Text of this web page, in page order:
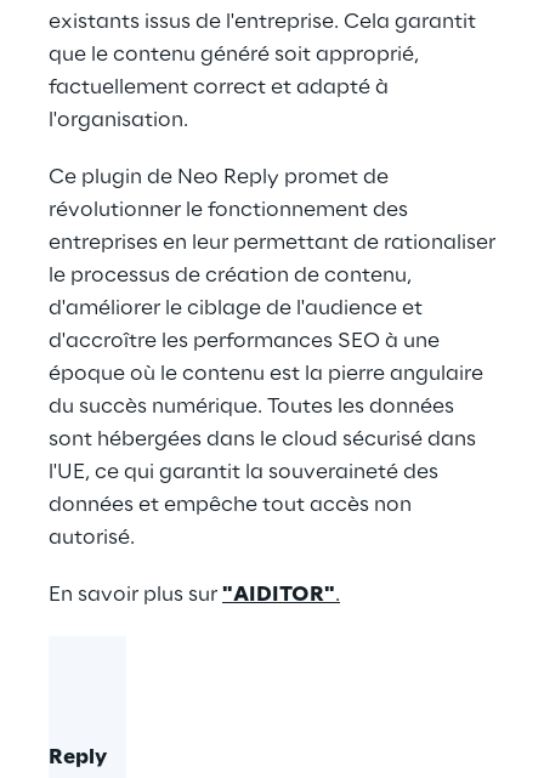
existants issus de l'entreprise. Cela garantit
que le contenu généré soit approprié,
factuellement correct et adapté à
l'organisation.
Ce plugin de Neo Reply promet de
révolutionner le fonctionnement des
entreprises en leur permettant de rationaliser
le processus de création de contenu,
d'améliorer le ciblage de l'audience et
d'accroître les performances SEO à une
époque où le contenu est la pierre angulaire
du succès numérique. Toutes les données
sont hébergées dans le cloud sécurisé dans
l'UE, ce qui garantit la souveraineté des
données et empêche tout accès non
autorisé.
En savoir plus sur "AIDITOR".
Reply